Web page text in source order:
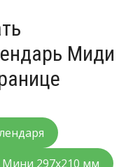
Миди
297х210 мм